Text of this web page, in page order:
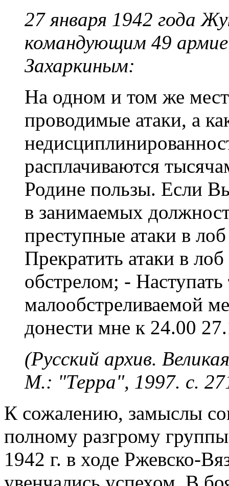
27 января 1942 года
командующим 49
Захаркиным:
На одном и том же
проводимые атаки, а
расплачиваются
Родине пользы. Если
в занимаемых
преступные атаки в
Прекратить атаки в
обстрелом; -
малообстреливаемой
донести мне к 24.00
(Русский архив.
М.: "Терра", 1997. с.
К сожалению, замыслы
полному разгрому
1942 г. в ходе Ржевско-